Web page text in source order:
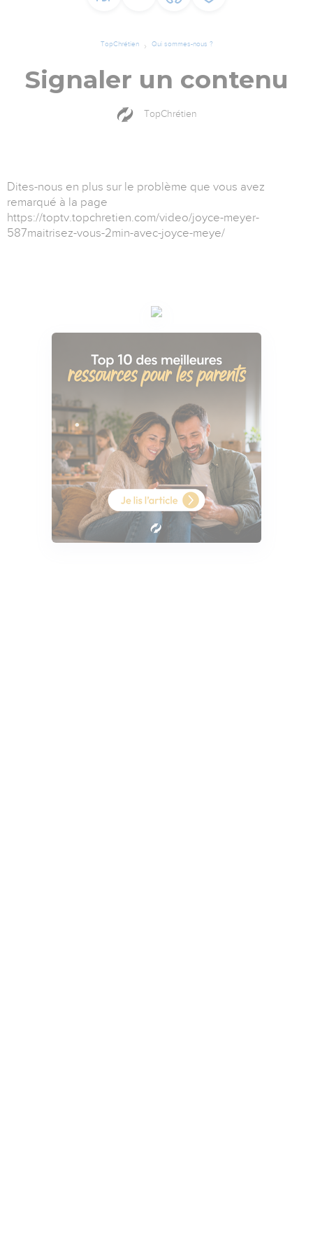
TopChrétien Qui sommes-nous ?
Signaler un contenu
TopChrétien
Dites-nous en plus sur le problème que vous avez
remarqué à la page
https://toptv.topchretien.com/video/joyce-meyer-
587maitrisez-vous-2min-avec-joyce-meye/